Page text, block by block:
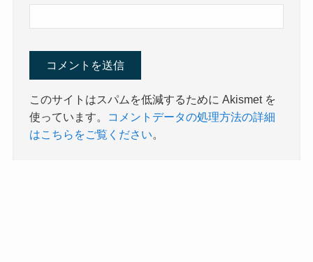
このサイトはスパムを低減するために Akismet を
使っています。
コメントデータの処理方法の詳細
はこちらをご覧ください。